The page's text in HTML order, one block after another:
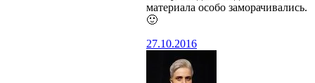
материала особо заморачивались.
🙂
27.10.2016